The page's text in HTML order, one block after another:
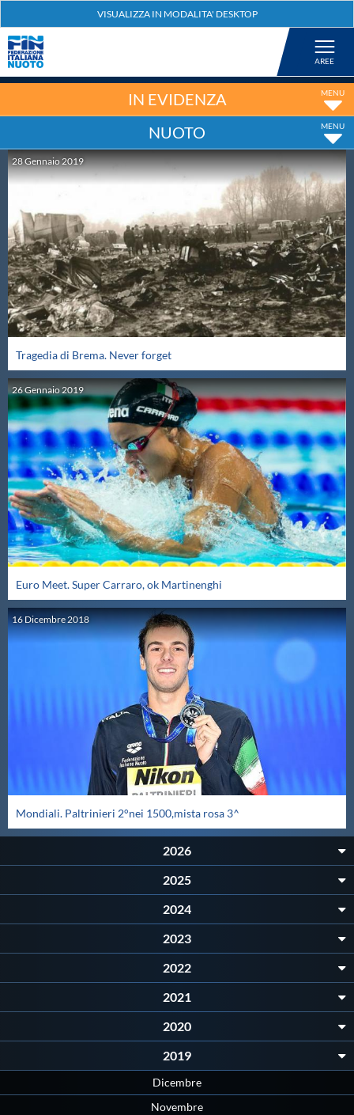
Nuoto
Tuffi
Artistico
Fondo
Salvamento
Master
Formazione
GUG
Scuole Nuoto
Propaganda
Centri Federali
Protezione Civile
Qualità
Sostenibilità
Privacy
Cookie Policy
Flash News
IN EVIDENZA
NUOTO
28Gennaio2019
Tragedia di Brema. Never forget
26Gennaio2019
Euro Meet. Super Carraro, ok Martinenghi
16 Dicembre 2018
Mondiali. Paltrinieri 2°nei 1500,mista rosa 3^
2026
2025
2024
2023
2022
2021
2020
2019
Dicembre
Novembre